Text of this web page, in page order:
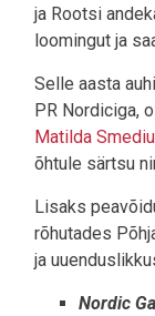
ja Rootsi
loomingut ja
Selle aasta
PR Nordiciga,
Matilda
õhtule särtsu
Lisaks
rõhutades
ja
Nordic